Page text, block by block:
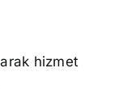
hizmet